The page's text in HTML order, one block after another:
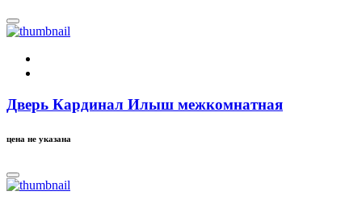
Дверь Кардинал Илыш межкомнатная
цена не указана